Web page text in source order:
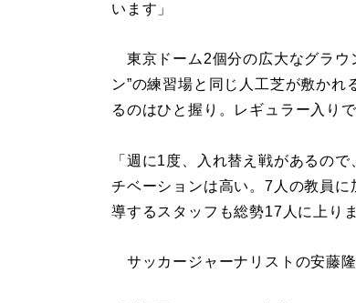
います」
東京ドーム2個分の広大なグラウ
ン”の練習場と同じ人工芝が敷か
るのはひと握り。レギュラー入り
「週に1度、入れ替え戦があるの
チベーションは高い。7人の教員
導するスタッフも総勢17人に上り
サッカージャーナリストの安藤隆